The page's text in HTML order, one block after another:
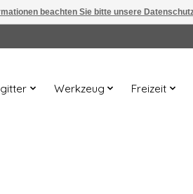
Werkzeug Freizeit
beachten Sie bitte unsere